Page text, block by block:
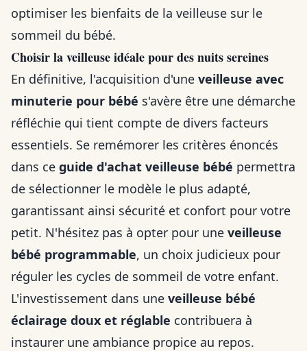
optimiser les bienfaits de la veilleuse sur le
sommeil du bébé.
Choisir la veilleuse idéale pour des nuits sereines
En définitive, l'acquisition d'une veilleuse avec
minuterie pour bébé s'avère être une démarche
réfléchie qui tient compte de divers facteurs
essentiels. Se remémorer les critères énoncés
dans ce guide d'achat veilleuse bébé permettra
de sélectionner le modèle le plus adapté,
garantissant ainsi sécurité et confort pour votre
petit. N'hésitez pas à opter pour une veilleuse
bébé programmable, un choix judicieux pour
réguler les cycles de sommeil de votre enfant.
L'investissement dans une veilleuse bébé
éclairage doux et réglable contribuera à
instaurer une ambiance propice au repos.